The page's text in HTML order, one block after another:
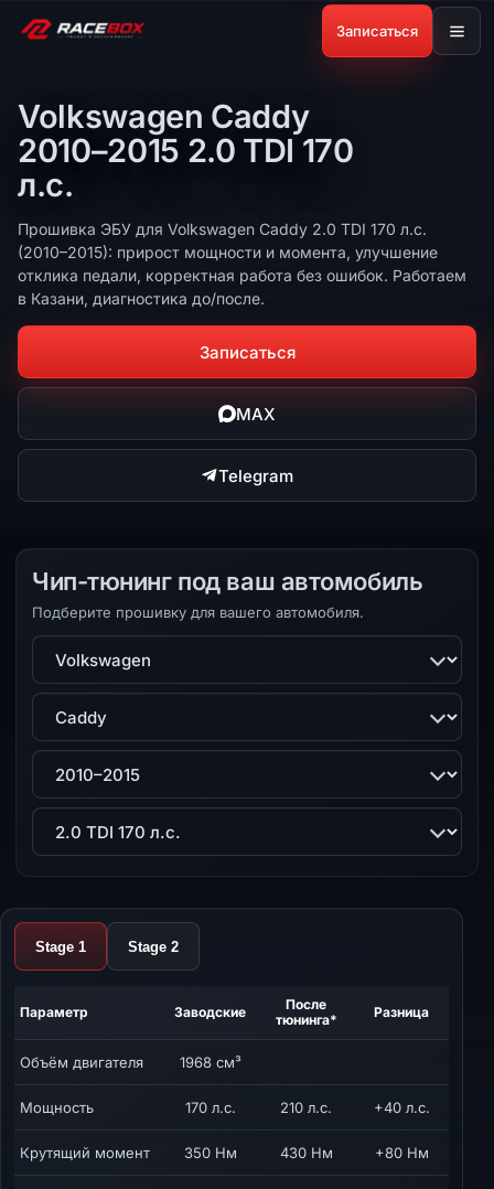
Записаться
Volkswagen Caddy
2010–2015 2.0 TDI 170
л.с.
Прошивка ЭБУ для Volkswagen Caddy 2.0 TDI 170 л.с.
(2010–2015): прирост мощности и момента, улучшение
отклика педали, корректная работа без ошибок. Работаем
в Казани, диагностика до/после.
Записаться
MAX
Telegram
Чип-тюнинг под ваш автомобиль
Подберите прошивку для вашего автомобиля.
Марка
Модель
Поколение
Двигатель
Stage 1 Stage 2
Параметр Заводские
После
тюнинга*
Разница
Объём двигателя 1968 см³
Мощность 170 л.с. 210 л.с. +40 л.с.
Крутящий момент 350 Нм 430 Нм +80 Нм